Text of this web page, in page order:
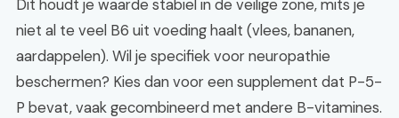
Dit houdt je waarde stabiel in de veilige zone, mits je
niet al te veel B6 uit voeding haalt (vlees, bananen,
aardappelen). Wil je specifiek voor neuropathie
beschermen? Kies dan voor een supplement dat P-5-
P bevat, vaak gecombineerd met andere B-vitamines.